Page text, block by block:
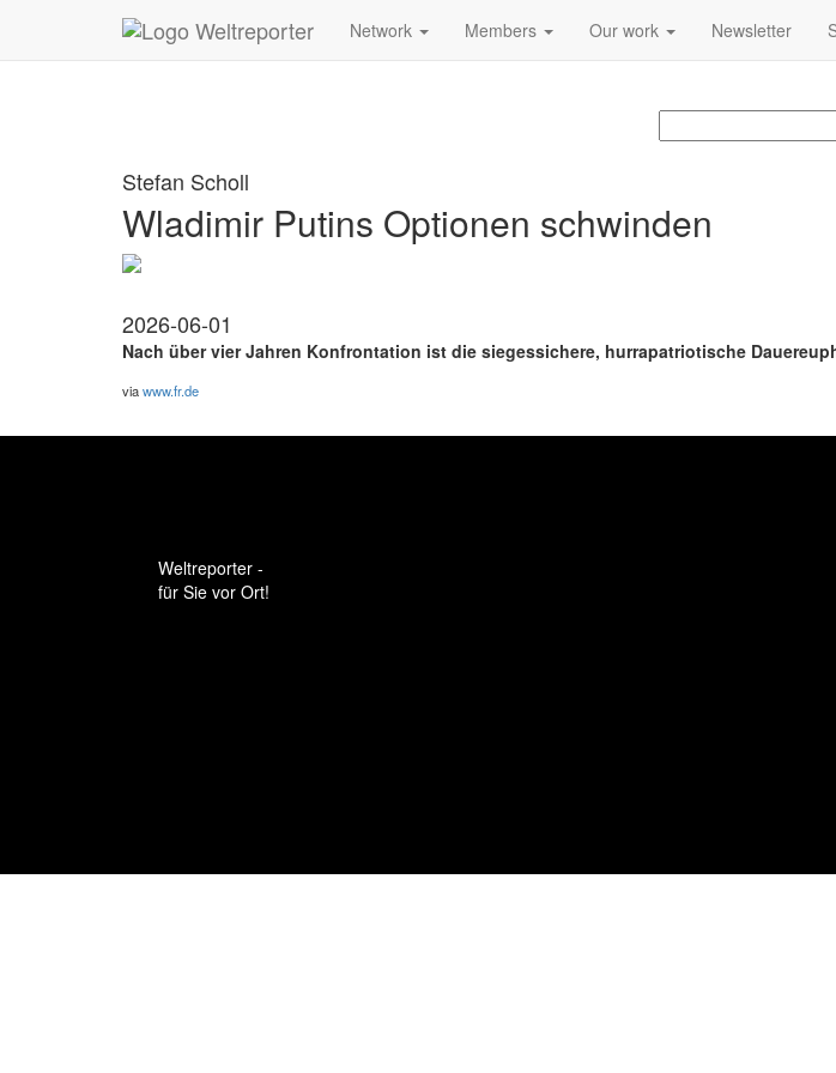
Zum Inhalt springen
Network Members Our work Newsletter
Stefan Scholl
Wladimir Putins Optionen schwinden
2026-06-01
Nach über vier Jahren Konfrontation ist die siegessichere, hurrapatriotische
viawww.fr.de
Weltreporter -
für Sie vor Ort!